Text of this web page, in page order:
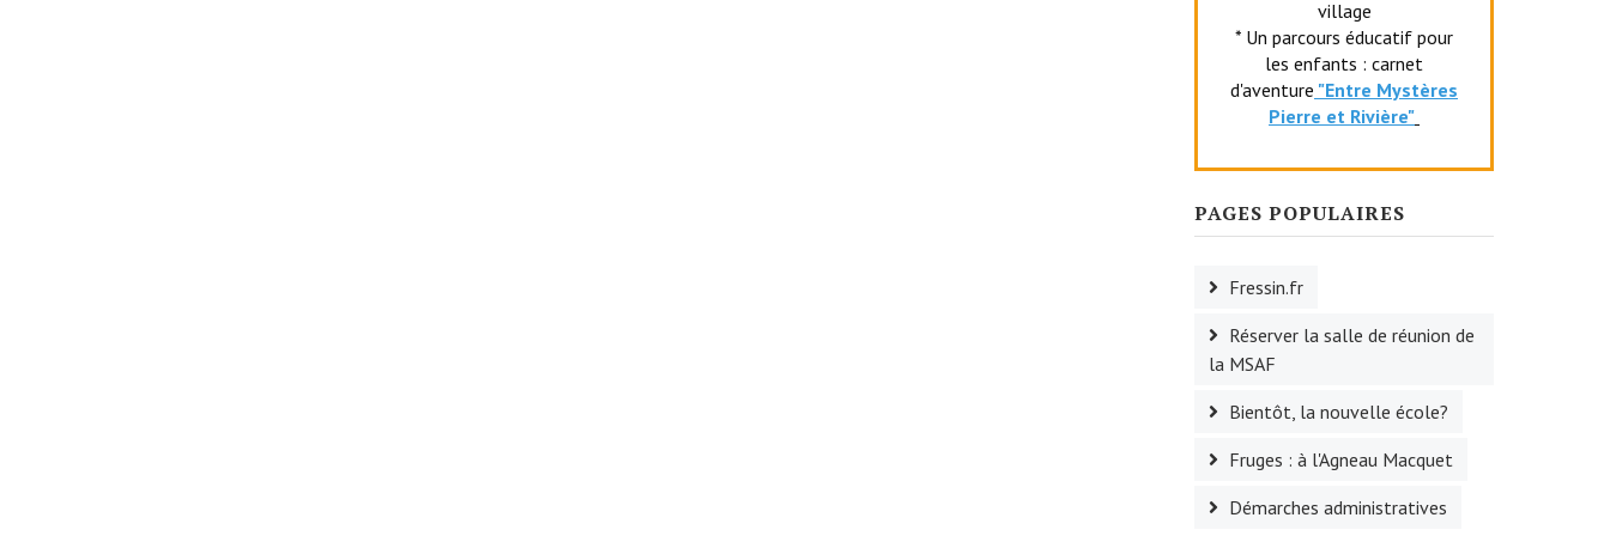
village
* Un parcours éducatif pour
les enfants : carnet
d'aventure "Entre Mystères
Pierre et Rivière"
PAGES POPULAIRES
Fressin.fr
Réserver la salle de réunion de
la MSAF
Bientôt, la nouvelle école?
Fruges : à l'Agneau Macquet
Démarches administratives